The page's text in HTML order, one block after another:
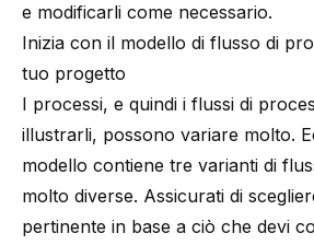
e modificarli come necessario.
Inizia con il modello di flusso di
tuo progetto
I processi, e quindi i flussi di
illustrarli, possono variare molto.
modello contiene tre varianti di
molto diverse. Assicurati di
pertinente in base a ciò che devi